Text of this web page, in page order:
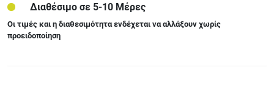
Διαθέσιμο σε 5-10 Μέρες
Οι τιμές και η διαθεσιμότητα ενδέχεται να αλλάξουν χωρίς
προειδοποίηση